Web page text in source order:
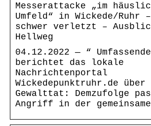
Messerattacke „im
Umfeld“ in Wickede/Ruhr
schwer verletzt –
Hellweg
04.12.2022 — “
berichtet das lokale
Nachrichtenportal
Wickedepunktruhr.de über
Gewalttat: Demzufolge
Angriff in der